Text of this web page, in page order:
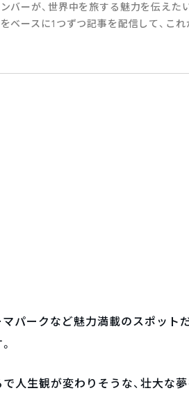
バーが、世界中を旅する魅力を伝えた
ベースに1つずつ記事を配信して、こ
パークなど魅力満載のスポット
人生観が変わりそうな、壮大な